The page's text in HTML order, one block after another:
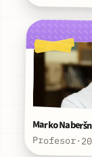
Marko
Profesor·